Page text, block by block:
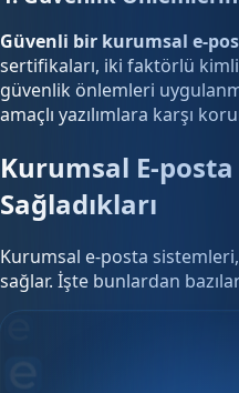
Güvenli bir kurumsal e-
sertifikaları, iki faktörlü
güvenlik önlemleri
amaçlı yazılımlara karşı
Kurumsal E-
Sağladıkları
Kurumsal e-posta
sağlar. İşte bunlardan